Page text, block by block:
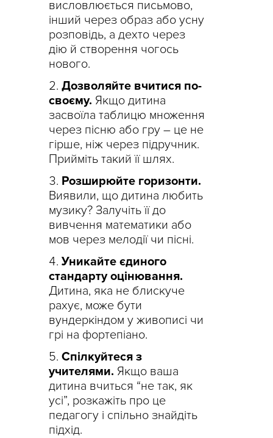
висловлюється письмово,
інший через образ або усну
розповідь, а дехто через
дію й створення чогось
нового.
Дозволяйте вчитися по-
своєму. Якщо дитина
засвоїла таблицю множення
через пісню або гру – це не
гірше, ніж через підручник.
Прийміть такий її шлях.
Розширюйте горизонти.
Виявили, що дитина любить
музику? Залучіть її до
вивчення математики або
мов через мелодії чи пісні.
Уникайте єдиного
стандарту оцінювання.
Дитина, яка не блискуче
рахує, може бути
вундеркіндом у живописі чи
грі на фортепіано.
Спілкуйтеся з
учителями. Якщо ваша
дитина вчиться “не так, як
усі”, розкажіть про це
педагогу і спільно знайдіть
підхід.